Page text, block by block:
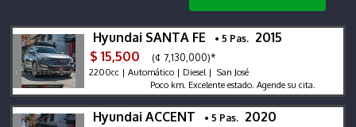
Hyundai SANTA FE • 5 Pas. 2015
$ 15,500
(¢ 7,130,000)*
2200cc | Automático | Diesel | San José
Poco km. Excelente estado. Agende su cita.
Hyundai ACCENT • 5 Pas. 2020